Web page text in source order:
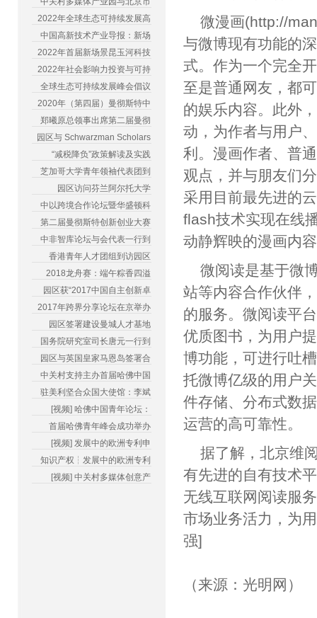
2022年全球生态可持续发展高
中国高新技术产业导报：新场
2022年首届新场景昆玉河科技
2022年社会影响力投资与可持
全球生态可持续发展峰会倡议
2020年（第四届）曼彻斯特中
郑曦原总领事出席第二届曼彻
园区与 Schwarzman Scholars
“减税降负”政策解读及实践
芝加哥大学青年领袖代表团到
园区访问芬兰阿尔托大学
中以跨境合作论坛暨华盛顿科
第二届曼彻斯特创新创业大赛
中非智库论坛与会代表一行到
香港青年人才团组到访园区
2018龙舟赛：端午粽香四溢
园区获“2017中国自主创新卓
2017年跨界分享论坛在京举办
园区签署建设曼城人才基地
国务院研究室司长唐元一行到
园区与英国皇家马恩岛签署合
中关村支持主办首届哈佛中国
驻美利坚合众国大使馆：李斌
[视频] 哈佛中国青年论坛：
首届哈佛青年峰会成功举办
[视频] 发展中的欧洲专利申
知识产权┆发展中的欧洲专利
[视频] 中关村多媒体创意产
微漫画(http://
与微博现有功能的
式。作为一个完全
至是普通网友，都
的娱乐内容。此外
动，为作者与用户
利。漫画作者、普
观点，并与朋友们
采用目前最先进的
flash技术实现在线
动静辉映的漫画内
微阅读是基于微
站等内容合作伙伴
的服务。微阅读平
优质图书，为用户
博功能，可进行吐
托微博亿级的用户
件存储、分布式数
运营的高可靠性。
据了解，北京维
有先进的自有技术
无线互联网阅读服
市场业务活力，为
强]
（来源：光明网）